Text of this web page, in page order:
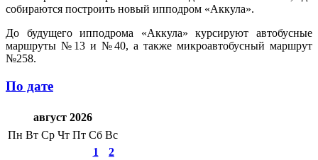
собираются построить новый ипподром «Аккула».
До будущего ипподрома «Аккула» курсируют автобусные
маршруты №13 и №40, а также микроавтобусный маршрут
№258.
По дате
август 2026
Пн Вт Ср Чт Пт Сб Вс
1
2